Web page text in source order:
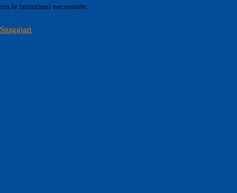
le istruzioni necessarie.